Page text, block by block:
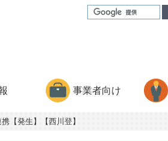
事業者向け
【発生】【西川登】